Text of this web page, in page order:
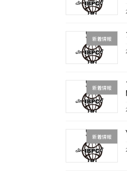
新着情報
新着情報
新着情報